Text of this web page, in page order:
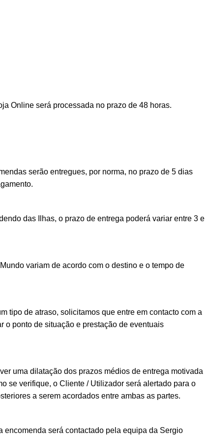
Online será processada no prazo de 48 horas.
serão entregues, por norma, no prazo de 5 dias
das Ilhas, o prazo de entrega poderá variar entre 3 e
variam de acordo com o destino e o tempo de
tipo de atraso, solicitamos que entre em contacto com a
o ponto de situação e prestação de eventuais
uma dilatação dos prazos médios de entrega motivada
se verifique, o Cliente / Utilizador será alertado para o
a serem acordados entre ambas as partes.
encomenda será contactado pela equipa da Sergio